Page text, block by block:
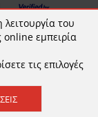
-
του
εμπειρία
τις επιλογές